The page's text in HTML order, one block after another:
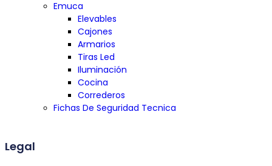
Emuca
Elevables
Cajones
Armarios
Tiras Led
Iluminación
Cocina
Correderos
Fichas De Seguridad Tecnica
Legal